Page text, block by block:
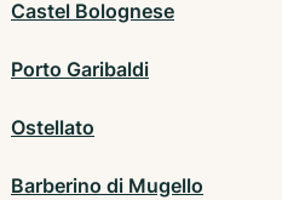
Castel Bolognese
Porto Garibaldi
Ostellato
Barberino di Mugello